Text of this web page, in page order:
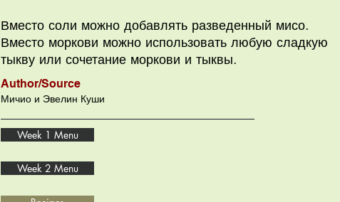
Вместо соли можно добавлять разведенный мисо.
Вместо моркови можно использовать любую сладкую
тыкву или сочетание моркови и тыквы.
Author/Source
Мичио и Эвелин Куши
Week 1 Menu
Week 2 Menu